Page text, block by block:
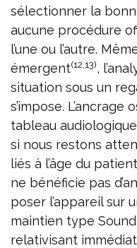
sélectionner la
aucune procédure
l’une ou l’autre.
émergent(12,13),
situation sous un
s’impose.
tableau
si nous restons
liés à l’âge du
ne bénéficie pas
poser l’appareil sur
maintien type Sound
relativisant